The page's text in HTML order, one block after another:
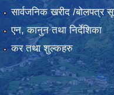
सार्वजनिक खरीद /बोलपत्र
एन, कानुन तथा निर्देशिका
कर तथा शुल्कहरु